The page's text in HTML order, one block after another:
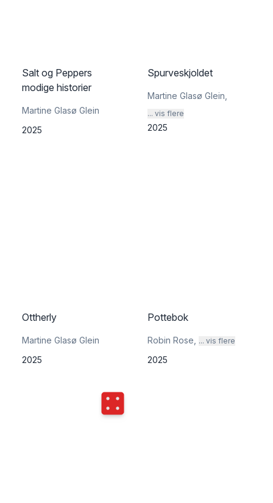
Salt og Peppers
modige historier
Martine Glasø Glein
2025
Spurveskjoldet
Martine Glasø Glein
... vis flere
2025
Ottherly
Martine Glasø Glein
2025
Pottebok
Robin Rose ... vis flere
2025
Terningkast